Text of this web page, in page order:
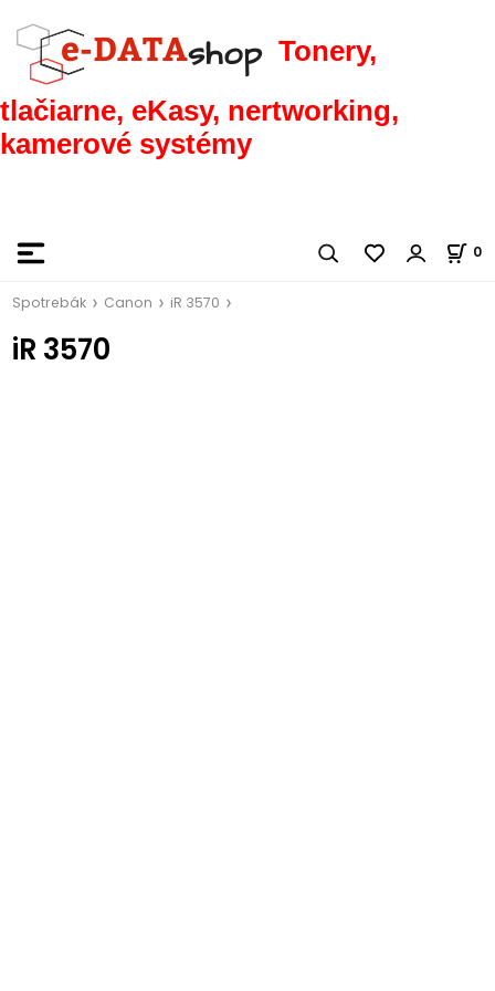
Tonery,
tlačiarne, eKasy, nertworking,
kamerové systémy
0
Spotrebák Canon iR 3570
iR 3570